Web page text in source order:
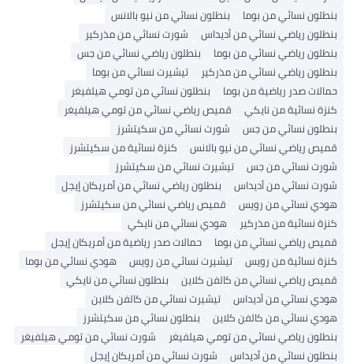
بنطلون نسائي من بوما
بنطلون نسائي من نيو بالانس
بنطلون رياضي نسائي من أديداس
شورت نسائي من مذركير
بنطلون رياضي نسائي من بوما
بنطلون رياضي نسائي من جس
بنطلون رياضي نسائي من مذركير
تيشيرت نسائي من بوما
حمالات صدر رياضية من بوما
بنطلون نسائي من تومي هيلفيغر
كنزة نسائية من نايكي
قميص رياضي نسائي من تومي هيلفيغر
بنطلون نسائي من جس
شورت نسائي من سكيتشرز
قميص رياضي نسائي من نيو بالانس
كنزة نسائية من سكيتشرز
شورت نسائي من جس
تيشيرت نسائي من سكيتشرز
شورت نسائي من أديداس
بنطلون رياضي نسائي من أمريكان إيجل
هودي نسائي من رويس
قميص رياضي نسائي من سكيتشرز
كنزة نسائية من مذركير
هودي نسائي من نايكي
قميص رياضي نسائي من بوما
حمالات صدر رياضية من أمريكان إيجل
كنزة نسائية من رويس
تيشيرت نسائي من رويس
هودي نسائي من بوما
قميص رياضي نسائي من كالفن كلاين
بنطلون نسائي من نايكي
هودي نسائي من أديداس
تيشيرت نسائي من كالفن كلاين
هودي نسائي من كالفن كلاين
بنطلون نسائي من سكيتشرز
بنطلون رياضي نسائي من تومي هيلفيغر
شورت نسائي من تومي هيلفيغر
بنطلون نسائي من أديداس
شورت نسائي من أمريكان إيجل